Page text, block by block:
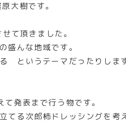
大樹です。
て頂きました。
盛んな地域です。
というテーマだったりします
発表まで行う物です。
てる次郎柿ドレッシングを考